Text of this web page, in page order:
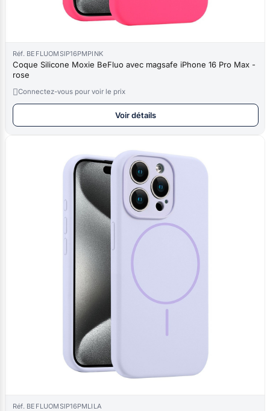
Réf. BEFLUOMSIP16PMPINK
Coque Silicone Moxie BeFluo avec magsafe iPhone 16 Pro Max -
rose
Connectez-vous pour voir le prix
Voir détails
Réf. BEFLUOMSIP16PMLILA